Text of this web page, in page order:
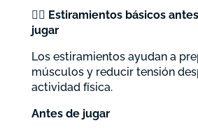
🤸‍♂️ Estiramientos básicos
jugar
Los estiramientos ayudan a
músculos y reducir tensión
actividad física.
Antes de jugar